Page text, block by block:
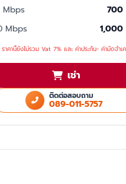
Mbps
700
Mbps
1,000
าคานี้ยังไม่รวม Vat 7% และ ค่าประกัน- ค่ามัดจำเ
เช่า
ติดต่อสอบถาม
089-011-5757